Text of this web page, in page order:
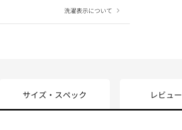
洗濯表示について
サイズ・スペック レビュー